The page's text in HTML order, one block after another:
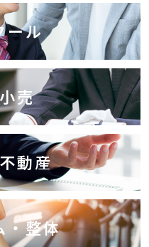
ール
売
動産
・整体